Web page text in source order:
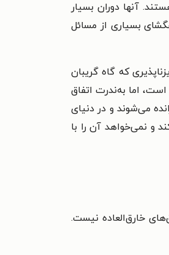
آنها دوران بسیار
بسیاری از مسائل
که گاه گریبان
اما به‌ندرت اتفاق
می‌شوند و در دنیای
و نمی‌خواهد آن را با
خارق‌العاده نیست.